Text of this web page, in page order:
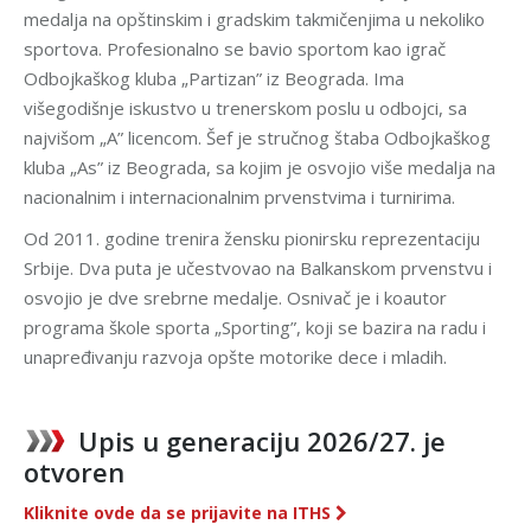
medalja na opštinskim i gradskim takmičenjima u nekoliko
sportova. Profesionalno se bavio sportom kao igrač
Odbojkaškog kluba „Partizan” iz Beograda. Ima
višegodišnje iskustvo u trenerskom poslu u odbojci, sa
najvišom „A” licencom. Šef je stručnog štaba Odbojkaškog
kluba „As” iz Beograda, sa kojim je osvojio više medalja na
nacionalnim i internacionalnim prvenstvima i turnirima.
Od 2011. godine trenira žensku pionirsku reprezentaciju
Srbije. Dva puta je učestvovao na Balkanskom prvenstvu i
osvojio je dve srebrne medalje. Osnivač je i koautor
programa škole sporta „Sporting”, koji se bazira na radu i
unapređivanju razvoja opšte motorike dece i mladih.
Upis u generaciju 2026/27. je
otvoren
Kliknite ovde da se prijavite na ITHS